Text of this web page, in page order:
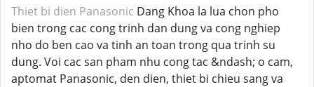
Thiet bi dien Panasonic Dang Khoa la lua chon pho
bien trong cac cong trinh dan dung va cong nghiep
nho do ben cao va tinh an toan trong qua trinh su
dung. Voi cac san pham nhu cong tac &ndash; o cam,
aptomat Panasonic, den dien, thiet bi chieu sang va